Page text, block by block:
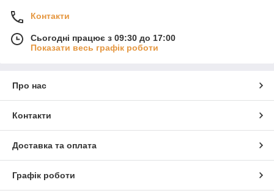
Контакти
Сьогодні працює з 09:30 до 17:00
Показати весь графік роботи
Про нас
Контакти
Доставка та оплата
Графік роботи